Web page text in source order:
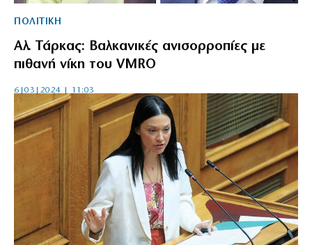
ΠΟΛΙΤΙΚΗ
Αλ. Τάρκας: Βαλκανικές ανισορροπίες με
πιθανή νίκη του VMRO
6|03|2024 | 11:03